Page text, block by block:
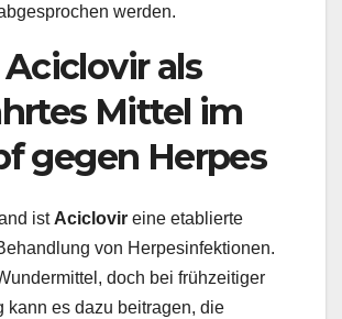
werden.
Aciclovir als
Mittel im
gegen Herpes
ist Aciclovir eine etablierte
von Herpesinfektionen.
doch bei frühzeitiger
kann es dazu beitragen, die